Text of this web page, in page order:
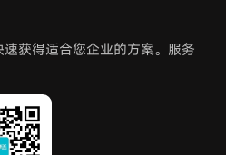
获得适合您企业的方案。服务